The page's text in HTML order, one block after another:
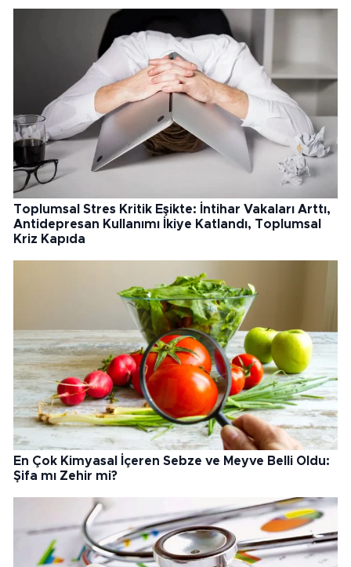
Toplumsal Stres Kritik Eşikte: İntihar Vakaları Arttı,
Antidepresan Kullanımı İkiye Katlandı, Toplumsal
Kriz Kapıda
En Çok Kimyasal İçeren Sebze ve Meyve Belli Oldu:
Şifa mı Zehir mi?